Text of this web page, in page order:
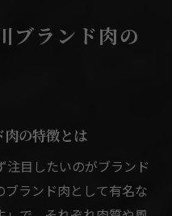
ブランド肉の
の特徴とは
注目したいのがブランド
ブランド肉として有名な